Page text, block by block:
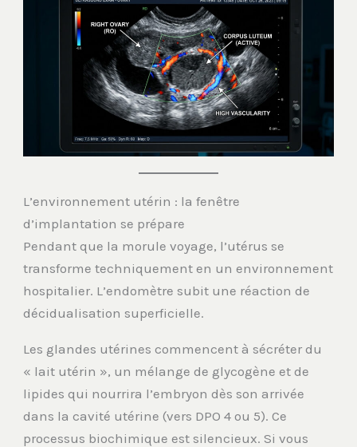
L’environnement utérin : la fenêtre
d’implantation se prépare
Pendant que la morule voyage, l’utérus se
transforme techniquement en un environnement
hospitalier. L’endomètre subit une réaction de
décidualisation superficielle.
Les glandes utérines commencent à sécréter du
« lait utérin », un mélange de glycogène et de
lipides qui nourrira l’embryon dès son arrivée
dans la cavité utérine (vers DPO 4 ou 5). Ce
processus biochimique est silencieux. Si vous